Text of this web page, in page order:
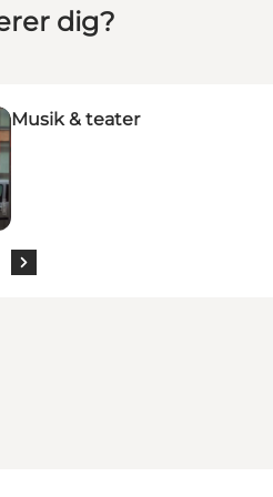
dig?
Musik & teater